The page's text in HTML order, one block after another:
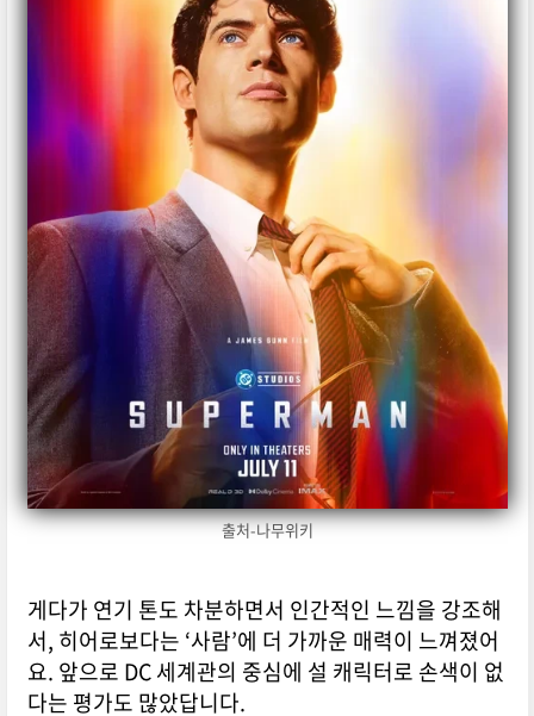
출처-나무위키
게다가 연기 톤도 차분하면서 인간적인 느낌을 강조해
서, 히어로보다는 ‘사람’에 더 가까운 매력이 느껴졌어
요. 앞으로 DC 세계관의 중심에 설 캐릭터로 손색이 없
다는 평가도 많았답니다.